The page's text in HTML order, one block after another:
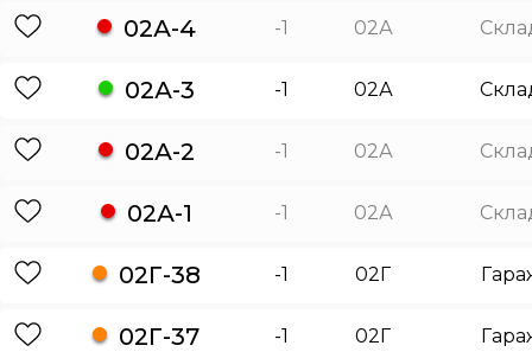
02А-4 -1 02А
02А-3 -1 02А
02А-2 -1 02А
02А-1 -1 02А
02Г-38 -1 02Г
02Г-37 -1 02Г